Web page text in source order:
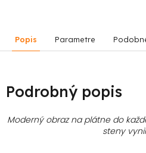
Popis Parametre
Podrobný popis
Moderný obraz na plátne do
steny